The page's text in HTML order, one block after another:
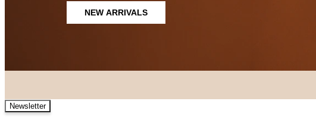
NEW ARRIVALS
Newsletter